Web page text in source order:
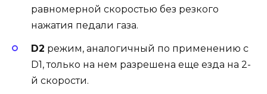
равномерной скоростью без резкого
нажатия педали газа.
D2 режим, аналогичный по применению с
D1, только на нем разрешена еще езда на 2-
й скорости.